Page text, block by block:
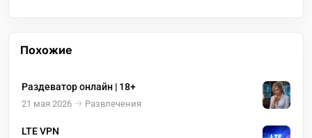
Похожие
Раздеватор онлайн | 18+
21 мая 2026 Развлечения
LTE VPN